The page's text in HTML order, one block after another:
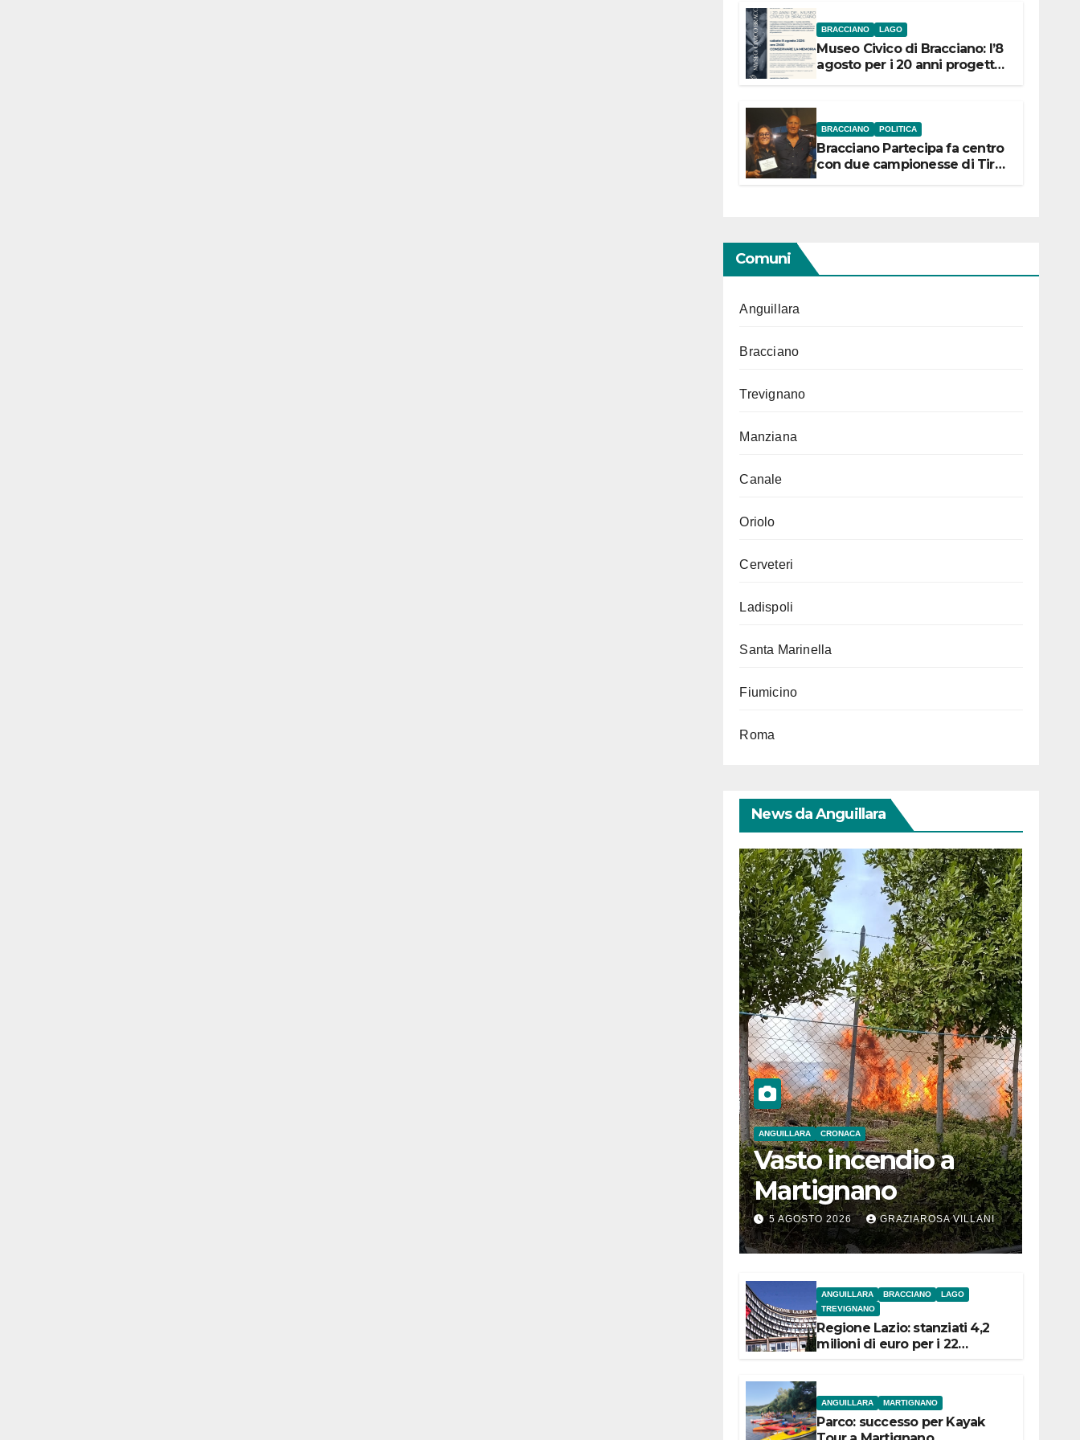
BRACCIANO LAGO
Museo Civico di Bracciano: l’8
agosto per i 20 anni progetto
BRACCIANO POLITICA
Bracciano Partecipa fa centro
con due campionesse di Tiro
Comuni
Anguillara
Bracciano
Trevignano
Manziana
Canale
Oriolo
Cerveteri
Ladispoli
Santa Marinella
Fiumicino
Roma
News da Anguillara
ANGUILLARA CRONACA
Vasto incendio a
Martignano
5 AGOSTO 2026 GRAZIAROSA VILLANI
ANGUILLARA BRACCIANO
LAGO
TREVIGNANO
Regione Lazio: stanziati 4,2
milioni di euro per i 22
ANGUILLARA MARTIGNANO
Parco: successo per Kayak